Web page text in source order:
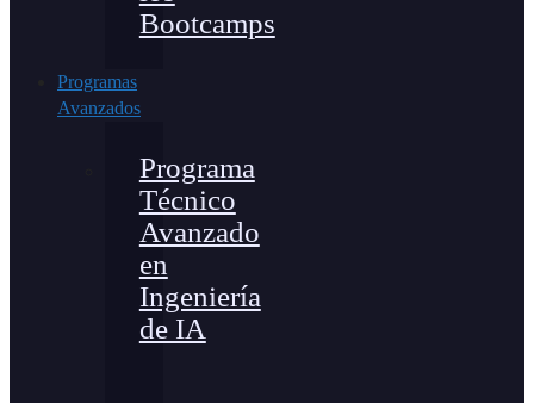
Bootcamps
Programas
Avanzados
Programa
Técnico
Avanzado
en
Ingeniería
de IA